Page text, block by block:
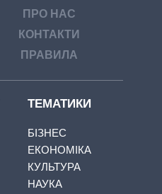
ПРО НАС
КОНТАКТИ
ПРАВИЛА
ТЕМАТИКИ
БІЗНЕС
ЕКОНОМІКА
КУЛЬТУРА
НАУКА